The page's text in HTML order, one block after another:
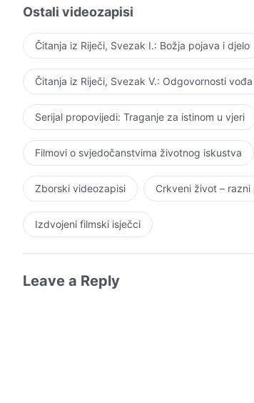
Ostali videozapisi
Čitanja iz Riječi, Svezak I.: Božja pojava i djelo
Čitanja iz Riječi, Svezak V.: Odgovornosti
Serijal propovijedi: Traganje za istinom u vjeri
Filmovi o svjedočanstvima životnog iskustva
Zborski videozapisi Crkveni život – razni
Izdvojeni filmski isječci
Leave a Reply